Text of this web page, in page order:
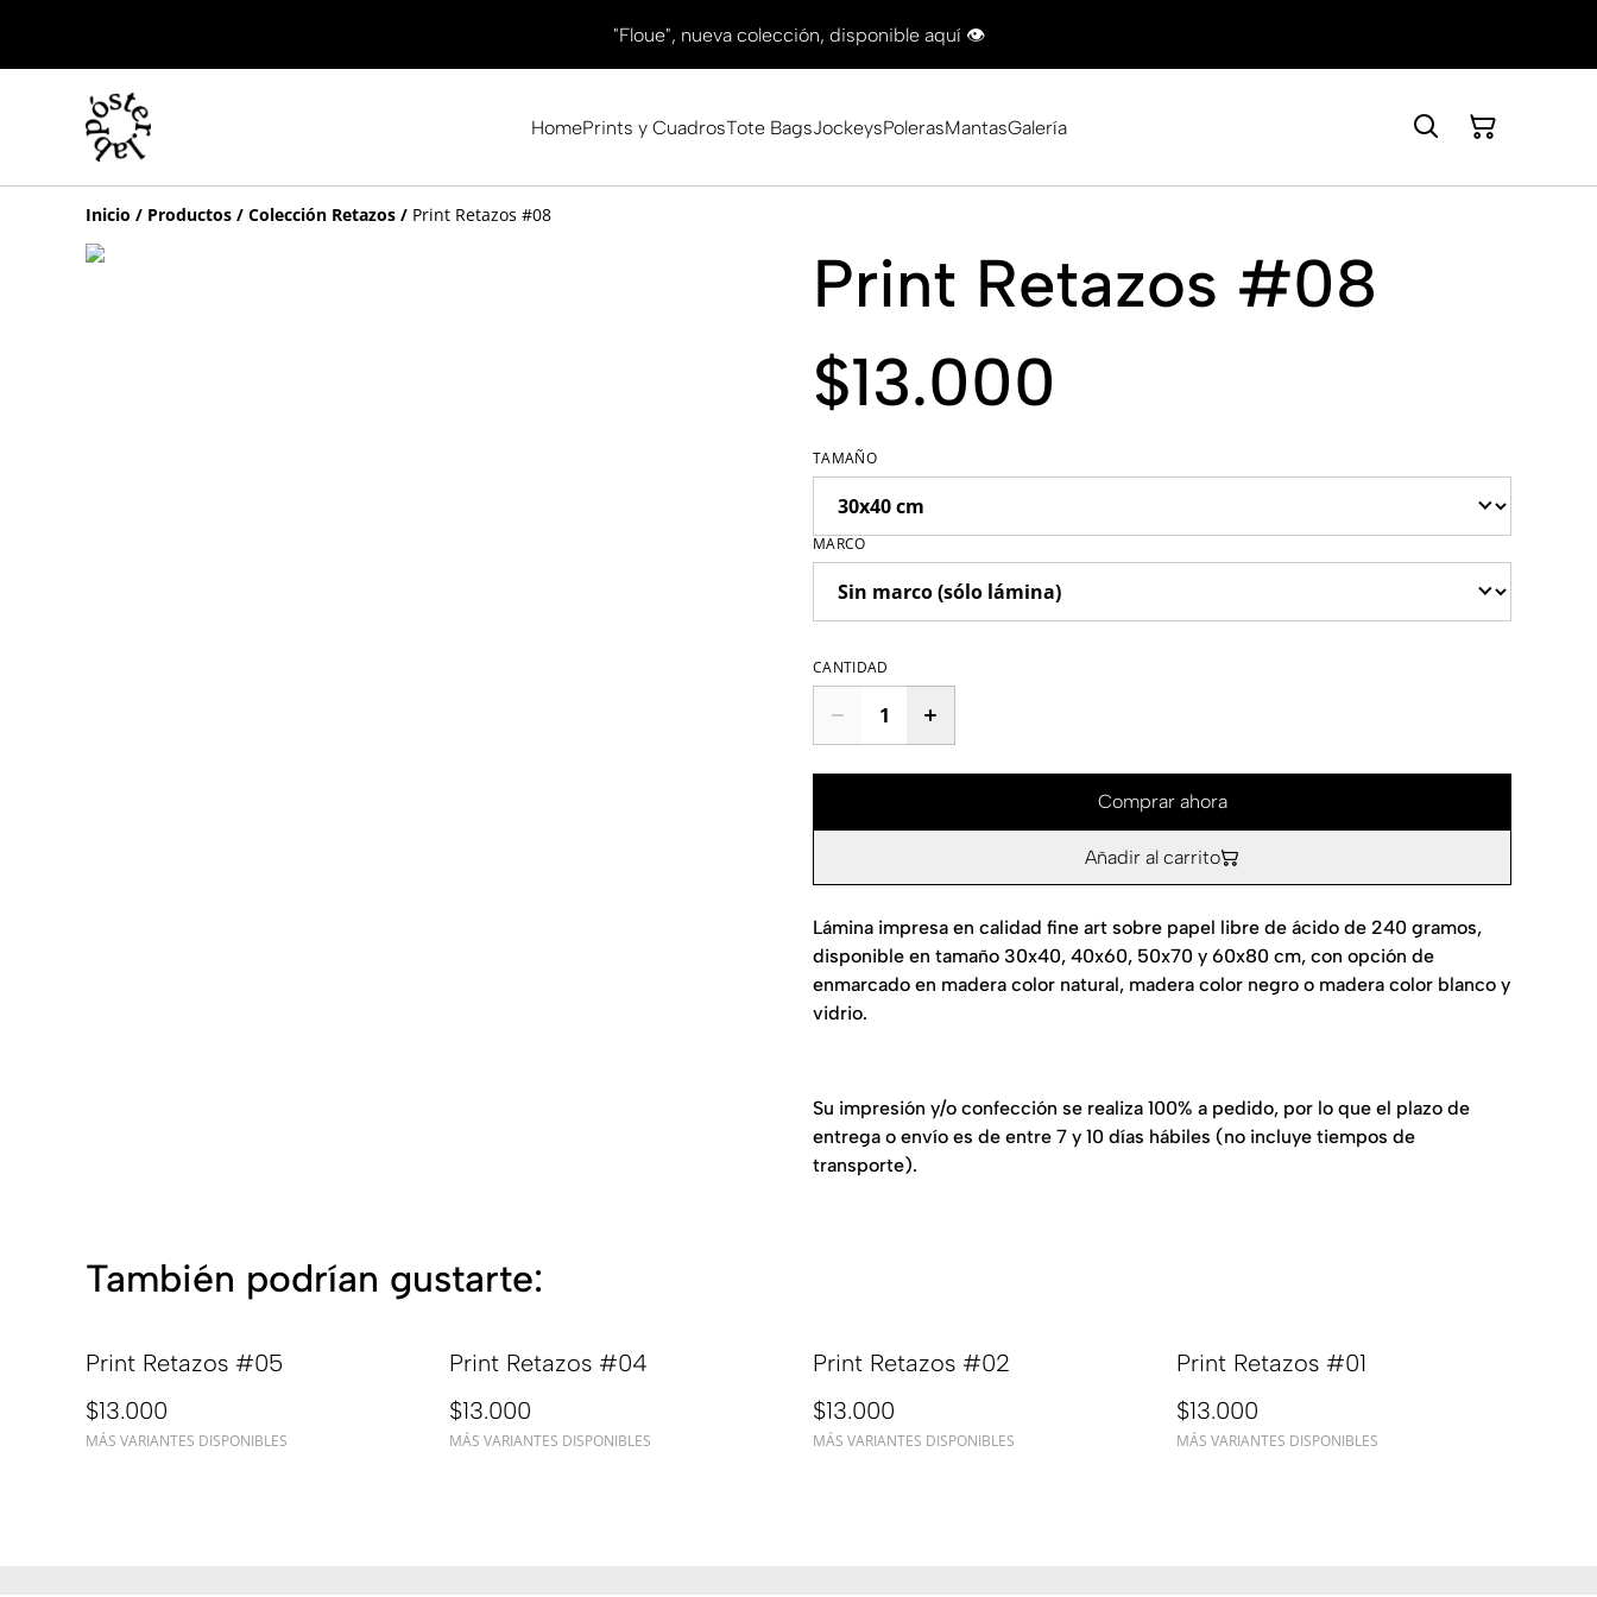
"Floue", nueva colección, disponible aquí 👁
HomePrints y CuadrosTote BagsJockeysPolerasMantasGalería
Inicio / Productos / Colección Retazos / Print Retazos #08
Print Retazos #08
$13.000
TAMAÑO
MARCO
CANTIDAD
Comprar ahora
Añadir al carrito
Lámina impresa en calidad fine art sobre papel libre de ácido de 240 gramos,
disponible en tamaño 30x40, 40x60, 50x70 y 60x80 cm, con opción de
enmarcado en madera color natural, madera color negro o madera color blanco y
vidrio.
Su impresión y/o confección se realiza 100% a pedido, por lo que el plazo de
entrega o envío es de entre 7 y 10 días hábiles (no incluye tiempos de
transporte).
También podrían gustarte:
Print Retazos #05
$13.000
MÁS VARIANTES DISPONIBLES
Print Retazos #04
$13.000
MÁS VARIANTES DISPONIBLES
Print Retazos #02
$13.000
MÁS VARIANTES DISPONIBLES
Print Retazos #01
$13.000
MÁS VARIANTES DISPONIBLES